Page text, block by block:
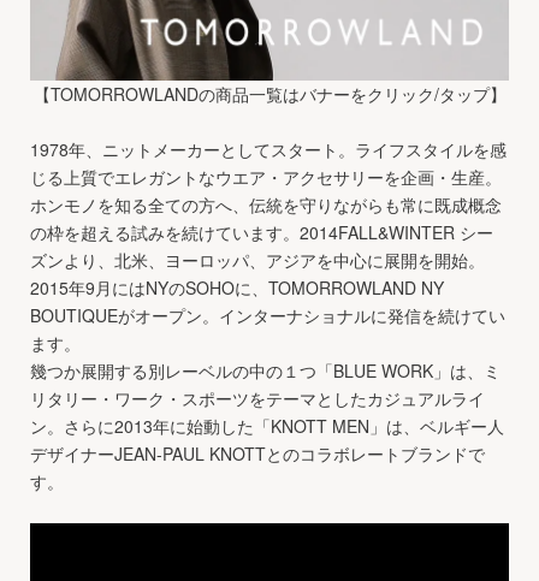
【TOMORROWLANDの商品一覧はバナーをクリック/タップ】
1978年、ニットメーカーとしてスタート。ライフスタイルを感
じる上質でエレガントなウエア・アクセサリーを企画・生産。
ホンモノを知る全ての方へ、伝統を守りながらも常に既成概念
の枠を超える試みを続けています。2014FALL&WINTER シー
ズンより、北米、ヨーロッパ、アジアを中心に展開を開始。
2015年9月にはNYのSOHOに、TOMORROWLAND NY
BOUTIQUEがオープン。インターナショナルに発信を続けてい
ます。
幾つか展開する別レーベルの中の１つ「BLUE WORK」は、ミ
リタリー・ワーク・スポーツをテーマとしたカジュアルライ
ン。さらに2013年に始動した「KNOTT MEN」は、ベルギー人
デザイナーJEAN-PAUL KNOTTとのコラボレートブランドで
す。